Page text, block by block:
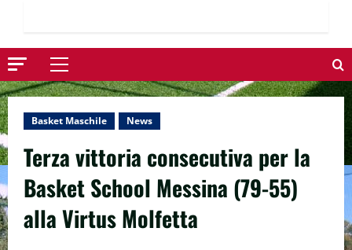
Menu
principale
Basket Maschile News
Terza vittoria consecutiva per la
Basket School Messina (79-55)
alla Virtus Molfetta